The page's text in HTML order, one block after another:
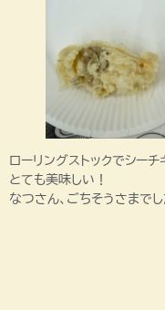
ローリングストックでシーチ
とても美味しい！
なつさん、ごちそうさまでし